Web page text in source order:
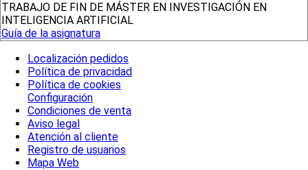
TRABAJO DE FIN DE MÁSTER EN INVESTIGACIÓN EN
INTELIGENCIA ARTIFICIAL
Guía de la asignatura
Localización pedidos
Política de privacidad
Política de cookies
Configuración
Condiciones de venta
Aviso legal
Atención al cliente
Registro de usuarios
Mapa Web